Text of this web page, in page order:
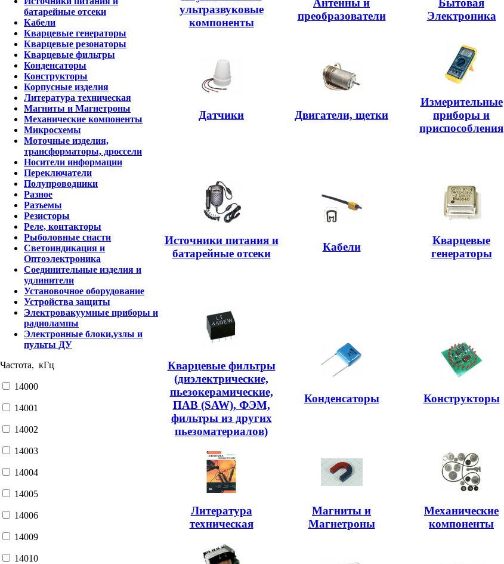
батарейные отсеки
Кабели
Кварцевые генераторы
Кварцевые резонаторы
Кварцевые фильтры
Конденсаторы
Конструкторы
Корпусные изделия
Литература техническая
Магниты и Магнетроны
Механические компоненты
Микросхемы
Моточные изделия,
трансформаторы, дроссели
Носители информации
Переключатели
Полупроводники
Разное
Разъемы
Резисторы
Реле, контакторы
Рыболовные снасти
Светоиндикация и
Оптоэлектроника
Соединительные изделия и
удлинители
Установочное оборудование
Устройства защиты
Электровакуумные приборы и
радиолампы
Электронные блоки,узлы и
пульты ДУ
Частота, кГц
14000
14001
14002
14003
14004
14005
14006
14009
14010
ультразвуковые
компоненты
преобразователи
Электроника
Датчики Двигатели, щетки
Измерительные
приборы и
приспособления
Источники питания и
батарейные отсеки
Кабели
Кварцевые
генераторы
Кварцевые фильтры
(диэлектрические,
пьезокерамические,
ПАВ (SAW), ФЭМ,
фильтры из других
пьезоматериалов)
Конденсаторы Конструкторы
Литература
техническая
Магниты и
Магнетроны
Механические
компоненты